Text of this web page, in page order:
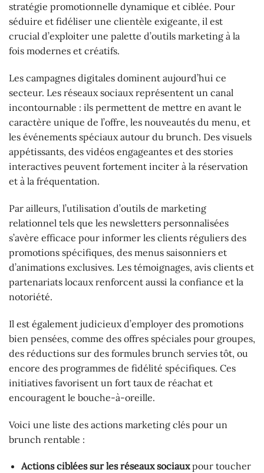
stratégie promotionnelle dynamique et ciblée. Pour
séduire et fidéliser une clientèle exigeante, il est
crucial d’exploiter une palette d’outils marketing à la
fois modernes et créatifs.
Les campagnes digitales dominent aujourd’hui ce
secteur. Les réseaux sociaux représentent un canal
incontournable : ils permettent de mettre en avant le
caractère unique de l’offre, les nouveautés du menu, et
les événements spéciaux autour du brunch. Des visuels
appétissants, des vidéos engageantes et des stories
interactives peuvent fortement inciter à la réservation
et à la fréquentation.
Par ailleurs, l’utilisation d’outils de marketing
relationnel tels que les newsletters personnalisées
s’avère efficace pour informer les clients réguliers des
promotions spécifiques, des menus saisonniers et
d’animations exclusives. Les témoignages, avis clients et
partenariats locaux renforcent aussi la confiance et la
notoriété.
Il est également judicieux d’employer des promotions
bien pensées, comme des offres spéciales pour groupes,
des réductions sur des formules brunch servies tôt, ou
encore des programmes de fidélité spécifiques. Ces
initiatives favorisent un fort taux de réachat et
encouragent le bouche-à-oreille.
Voici une liste des actions marketing clés pour un
brunch rentable :
Actions ciblées sur les réseaux sociauxpour toucher